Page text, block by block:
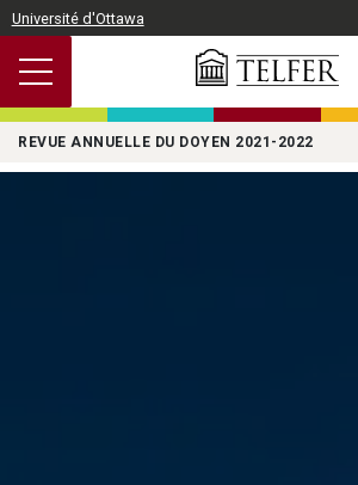
Passer au contenu principal
Université d'Ottawa
REVUE ANNUELLE DU DOYEN 2021-2022